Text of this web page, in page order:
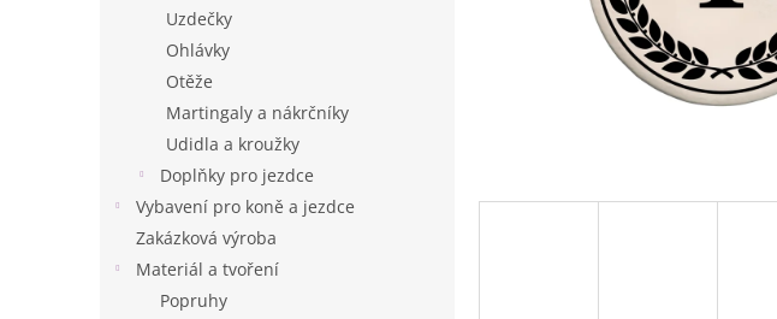
Uzdečky
Ohlávky
Otěže
Martingaly a nákrčníky
Udidla a kroužky
Doplňky pro jezdce
Vybavení pro koně a jezdce
Zakázková výroba
Materiál a tvoření
Popruhy